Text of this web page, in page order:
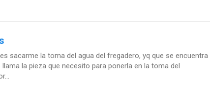
sacarme la toma del agua del fregadero, yq que se encuentra
la pieza que necesito para ponerla en la toma del